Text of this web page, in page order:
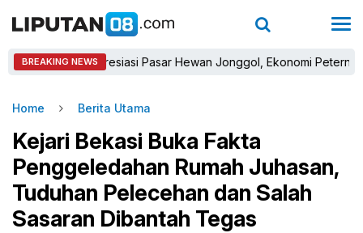
BREAKING NEWS
Apresiasi Pasar Hewan Jonggol, Ekonomi Peternak
Home Berita Utama
Kejari Bekasi Buka Fakta
Penggeledahan Rumah Juhasan,
Tuduhan Pelecehan dan Salah
Sasaran Dibantah Tegas